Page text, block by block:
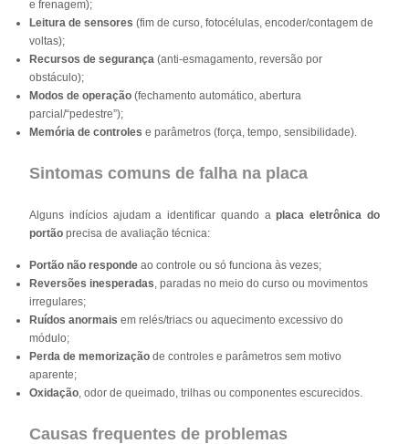
e frenagem);
Leitura de sensores (fim de curso, fotocélulas, encoder/contagem de
voltas);
Recursos de segurança (anti-esmagamento, reversão por
obstáculo);
Modos de operação (fechamento automático, abertura
parcial/“pedestre”);
Memória de controles e parâmetros (força, tempo, sensibilidade).
Sintomas comuns de falha na placa
Alguns indícios ajudam a identificar quando aplaca eletrônica do
portão precisa de avaliação técnica:
Portão não responde ao controle ou só funciona às vezes;
Reversões inesperadas , paradas no meio do curso ou movimentos
irregulares;
Ruídos anormais em relés/triacs ou aquecimento excessivo do
módulo;
Perda de memorização de controles e parâmetros sem motivo
aparente;
Oxidação , odor de queimado, trilhas ou componentes escurecidos.
Causas frequentes de problemas